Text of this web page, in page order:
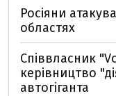
Росіяни
областях
Співвласник
керівництво
автогіганта